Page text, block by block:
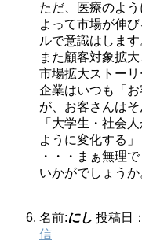
ただ、医療のよ
よって市場が伸
ルで意識はします
また顧客対象拡
市場拡大ストーリ
企業はいつも「
が、お客さんは
「大学生・社会
ように変化する」
・・・まぁ無理で
いかがでしょうか
名前:にし 投稿日
信